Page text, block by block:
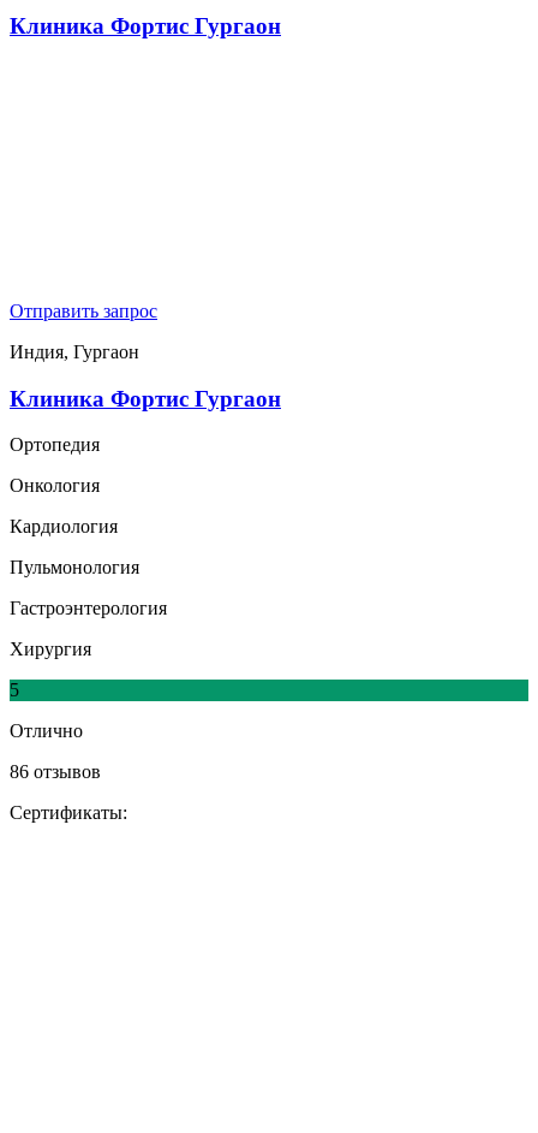
Клиника Фортис Гургаон
Отправить запрос
Индия, Гургаон
Клиника Фортис Гургаон
Ортопедия
Онкология
Кардиология
Пульмонология
Гастроэнтерология
Хирургия
5
Отлично
86 отзывов
Сертификаты: